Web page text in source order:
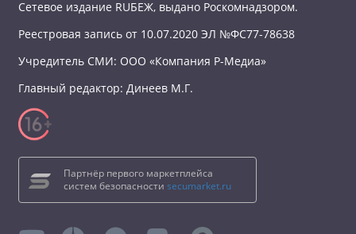
Сетевое издание RUБЕЖ, выдано Роскомнадзором.
Реестровая запись от 10.07.2020 ЭЛ №ФС77-78638
Учредитель СМИ: ООО «Компания Р-Медиа»
Главный редактор: Динеев М.Г.
Партнёр первого маркетплейса
систем безопасности secumarket.ru